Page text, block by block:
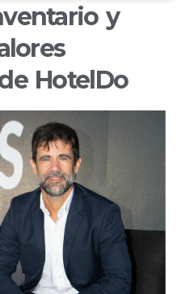
y
HotelDo